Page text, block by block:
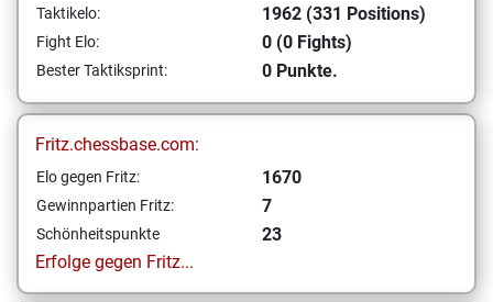
Taktikelo: 1962 (331 Positions)
Fight Elo: 0 (0 Fights)
Bester Taktiksprint: 0 Punkte.
Fritz.chessbase.com:
Elo gegen Fritz: 1670
Gewinnpartien Fritz: 7
Schönheitspunkte
23
Erfolge gegen Fritz...